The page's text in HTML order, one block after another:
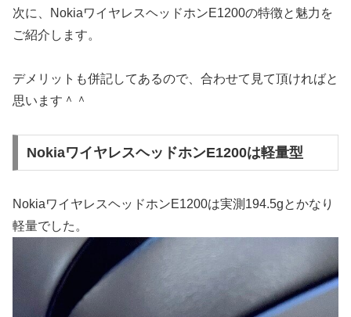
次に、NokiaワイヤレスヘッドホンE1200の特徴と魅力を
ご紹介します。
デメリットも併記してあるので、合わせて見て頂ければと
思います＾＾
NokiaワイヤレスヘッドホンE1200は軽量型
NokiaワイヤレスヘッドホンE1200は実測194.5gとかなり
軽量でした。